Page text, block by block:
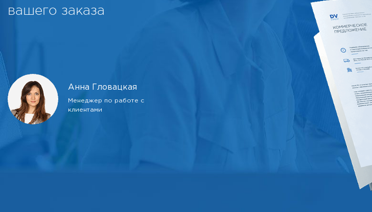
вашего заказа
Анна Гловацкая
Менеджер по работе с
клиентами